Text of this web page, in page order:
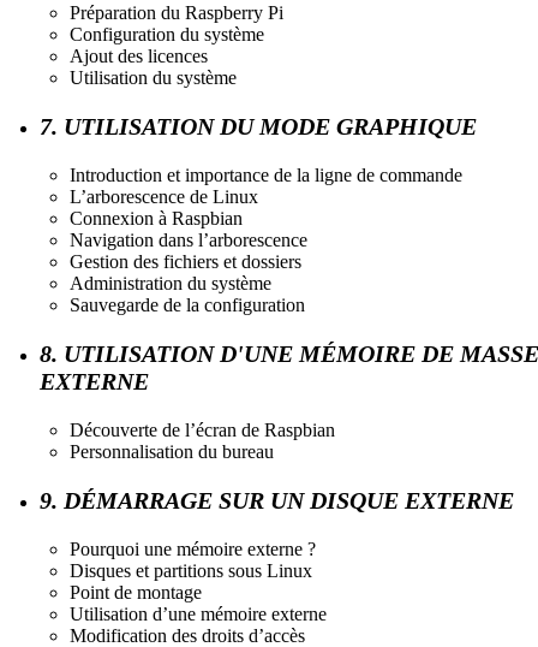
Préparation du Raspberry Pi
Configuration du système
Ajout des licences
Utilisation du système
7. UTILISATION DU MODE GRAPHIQUE
Introduction et importance de la ligne de commande
L’arborescence de Linux
Connexion à Raspbian
Navigation dans l’arborescence
Gestion des fichiers et dossiers
Administration du système
Sauvegarde de la configuration
8. UTILISATION D'UNE MÉMOIRE DE MASSE
EXTERNE
Découverte de l’écran de Raspbian
Personnalisation du bureau
9. DÉMARRAGE SUR UN DISQUE EXTERNE
Pourquoi une mémoire externe ?
Disques et partitions sous Linux
Point de montage
Utilisation d’une mémoire externe
Modification des droits d’accès